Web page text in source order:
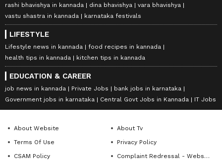
rashi bhavishya in kannada dina bhavishya
vara bhavishya
vastu shastra in kannada
karnataka festivals
LIFESTYLE
Lifestyle news in kannada
food recipes in kannada
health tips in kannada
kitchen tips in kannada
EDUCATION & CAREER
job news in kannada Private Jobs
bank jobs in karnataka
Government jobs in karnataka
Central Govt Jobs in Kannada IT Jobs
About Website
About Tv
Terms Of Use
Privacy Policy
CSAM Policy
Complaint Redressal - Website